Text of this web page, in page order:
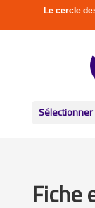
Le cercle
Fiche